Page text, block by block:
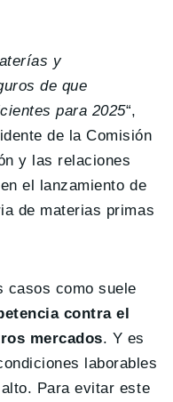
y
de que
para 2025“,
de la Comisión
y las relaciones
el lanzamiento de
de materias primas
casos como suele
contra el
mercados. Y es
laborables
Para evitar este